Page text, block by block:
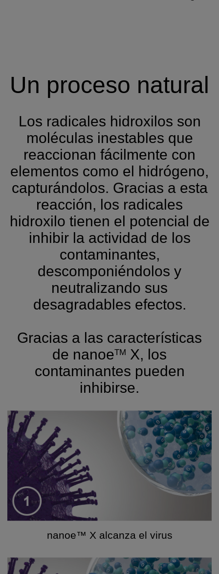
Un proceso natural
Los radicales hidroxilos son
moléculas inestables que
reaccionan fácilmente con
elementos como el hidrógeno,
capturándolos. Gracias a esta
reacción, los radicales
hidroxilo tienen el potencial de
inhibir la actividad de los
contaminantes,
descomponiéndolos y
neutralizando sus
desagradables efectos.
Gracias a las características
de nanoeTM X, los
contaminantes pueden
inhibirse.
nanoe™ X alcanza el virus